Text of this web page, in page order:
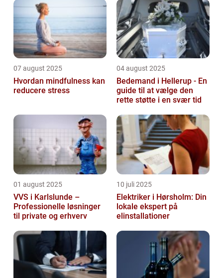
07 august 2025
Hvordan mindfulness kan
reducere stress
04 august 2025
Bedemand i Hellerup - En
guide til at vælge den
rette støtte i en svær tid
01 august 2025
VVS i Karlslunde –
Professionelle løsninger
til private og erhverv
10 juli 2025
Elektriker i Hørsholm: Din
lokale ekspert på
elinstallationer